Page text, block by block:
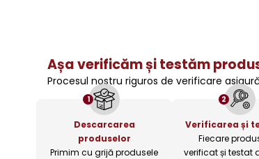
Așa verificăm și testăm
Procesul nostru riguros de verificare
1
Descarcarea
produselor
Primim cu grijă produsele
2
Verificarea și
Fiecare
verificat și testat